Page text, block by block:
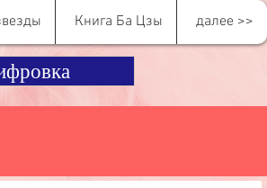
Книга Ба Цзы далее >>